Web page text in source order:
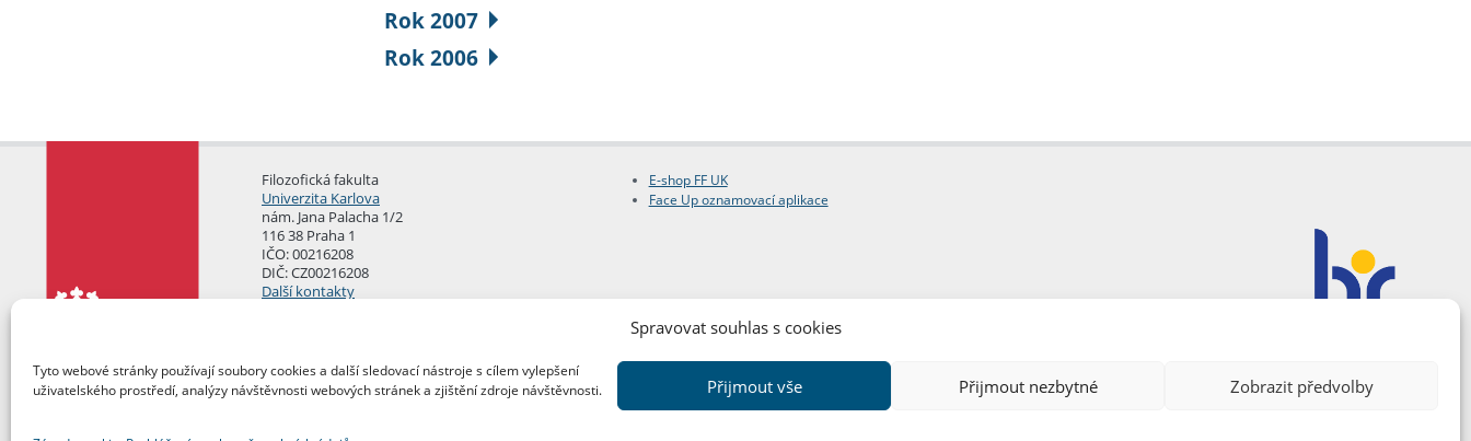
Spravovat souhlas s cookies
Tyto webové stránky používají soubory cookies a další sledovací nástroje s cílem vylepšení
uživatelského prostředí, analýzy návštěvnosti webových stránek a zjištění zdroje návštěvnosti.
Přijmout vše Přijmout nezbytné Zobrazit předvolby
Rok 2007
Rok 2006
Filozofická fakulta
Univerzita Karlova
nám. Jana Palacha 1/2
116 38 Praha 1
IČO: 00216208
DIČ: CZ00216208
Další kontakty
E-shop FF UK
Face Up oznamovací aplikace